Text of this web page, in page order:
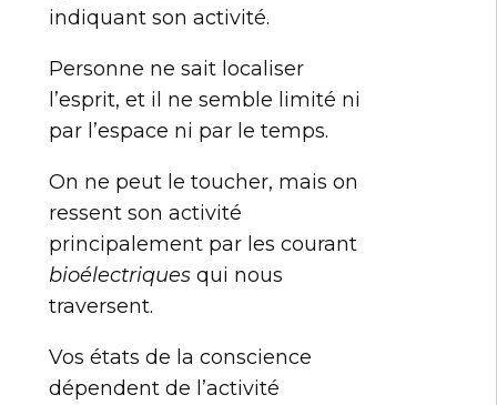
indiquant son activité.
Personne ne sait localiser
l’esprit, et il ne semble limité ni
par l’espace ni par le temps.
On ne peut le toucher, mais on
ressent son activité
principalement par les courant
bioélectriques qui nous
traversent.
Vos états de la conscience
dépendent de l’activité